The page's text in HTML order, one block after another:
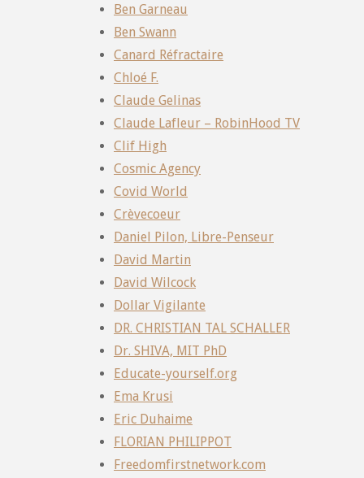
Ben Garneau
Ben Swann
Canard Réfractaire
Chloé F.
Claude Gelinas
Claude Lafleur – RobinHood TV
Clif High
Cosmic Agency
Covid World
Crèvecoeur
Daniel Pilon, Libre-Penseur
David Martin
David Wilcock
Dollar Vigilante
DR. CHRISTIAN TAL SCHALLER
Dr. SHIVA, MIT PhD
Educate-yourself.org
Ema Krusi
Eric Duhaime
FLORIAN PHILIPPOT
Freedomfirstnetwork.com